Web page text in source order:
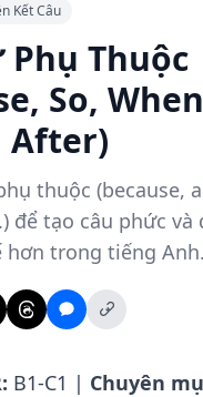
Kết Câu
Phụ Thuộc
So,
After)
thuộc (because,
để tạo câu phức và
hơn trong tiếng Anh.
B1-C1 | Chuyên